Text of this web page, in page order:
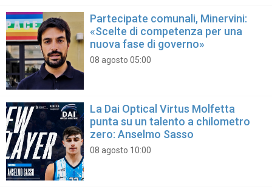
Partecipate comunali, Minervini:
«Scelte di competenza per una
nuova fase di governo»
08 agosto 05:00
La Dai Optical Virtus Molfetta
punta su un talento a chilometro
zero: Anselmo Sasso
08 agosto 10:00